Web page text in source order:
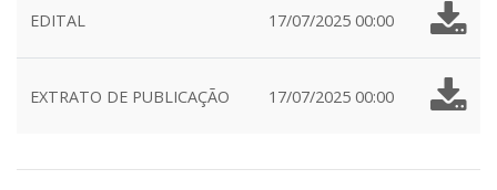
EDITAL 17/07/2025 00:00
EXTRATO DE PUBLICAÇÃO 17/07/2025 00:00